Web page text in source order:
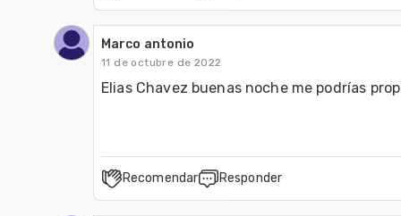
Marco antonio
11 de octubre de 2022
Elias Chavez buenas noche me podrías
Recomendar Responder